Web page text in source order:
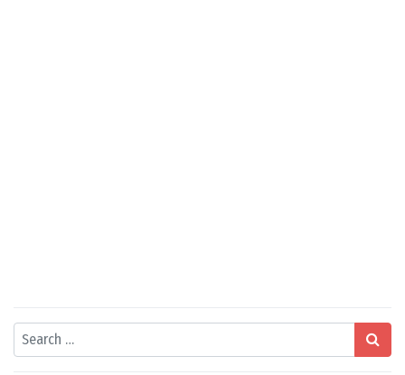
Search